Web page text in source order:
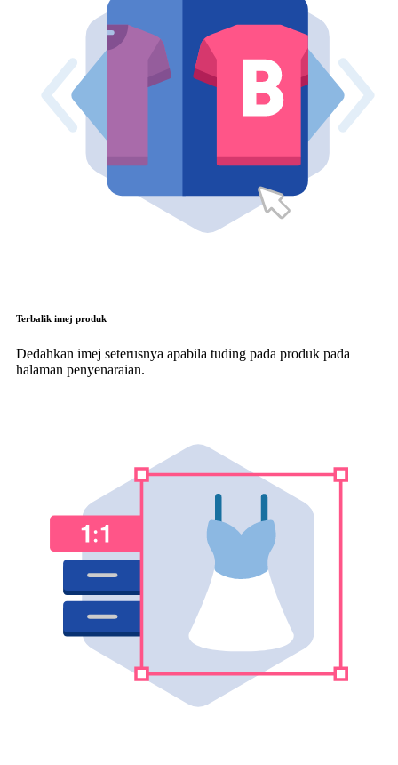
Terbalik imej produk
Dedahkan imej seterusnya apabila tuding pada produk pada
halaman penyenaraian.